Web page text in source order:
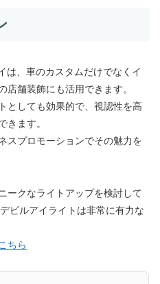
は、車のカスタムだけでなくイ
店舗装飾にも活用できます。
としても効果的で、視認性を高
きます。
スプロモーションでその魅力を
ークなライトアップを検討して
ビルアイライトは非常に有力な
ちら